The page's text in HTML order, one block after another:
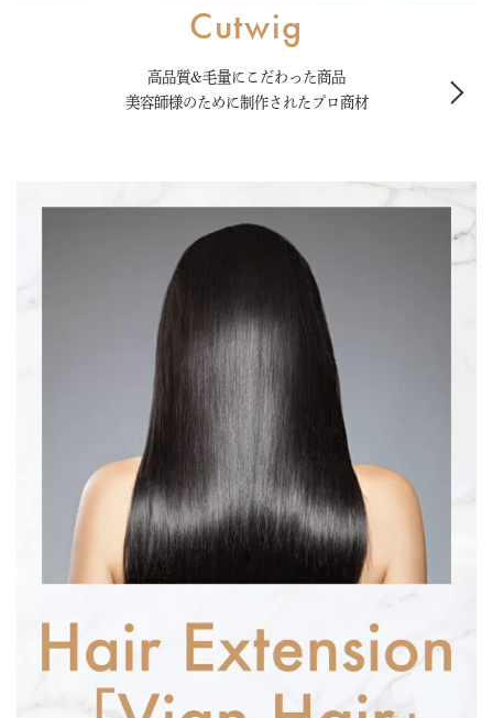
Cutwig
高品質&毛量にこだわった商品
美容師様のために制作されたプロ商材